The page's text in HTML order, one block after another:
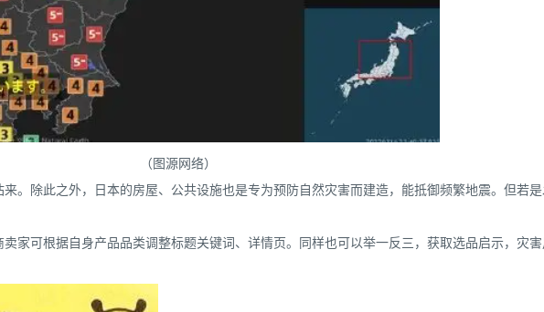
（图源网络）
。除此之外，日本的房屋、公共设施也是专为预防自然灾害而建造，能抵御频繁地震。但若
家可根据自身产品品类调整标题关键词、详情页。同样也可以举一反三，获取选品启示，灾